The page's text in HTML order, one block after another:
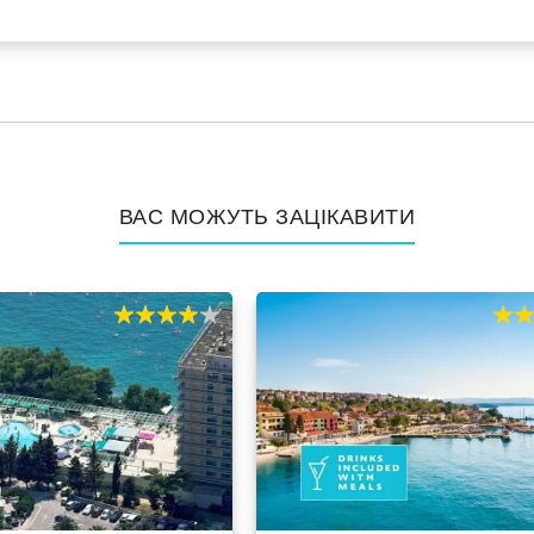
ВАС МОЖУТЬ ЗАЦІКАВИТИ
80%
% of100 60%
% of